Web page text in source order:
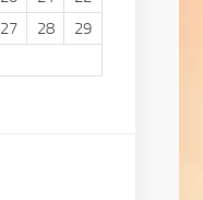
27 28
29